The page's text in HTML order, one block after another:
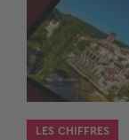
LES CHIFFRES